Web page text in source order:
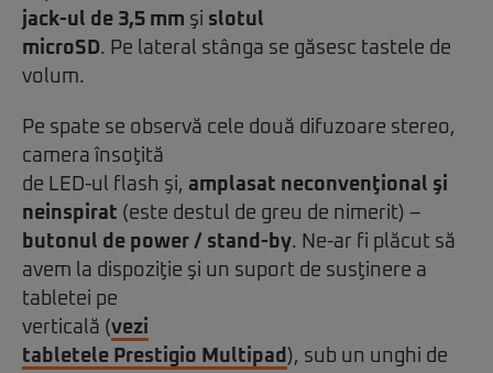
jack-ul de 3,5 mm şi slotul
microSD. Pe lateral stânga se găsesc tastele de
volum.
Pe spate se observă cele două difuzoare stereo,
camera însoţită
de LED-ul flash şi, amplasat neconvenţional şi
neinspirat (este destul de greu de nimerit) –
butonul de power / stand-by. Ne-ar fi plăcut să
avem la dispoziţie şi un suport de susţinere a
tabletei pe
verticală (vezi
tabletele Prestigio Multipad ), sub un unghi de